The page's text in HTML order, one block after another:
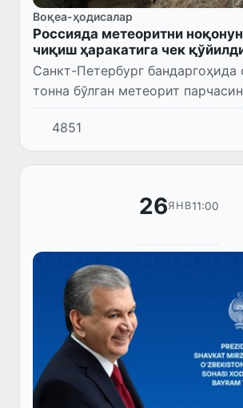
Воқеа-ҳодисалар
Россияда метеоритни
чиқиш ҳаракатига чек
Санкт-Петербург бандаргоҳида
тонна бўлган метеорит
контрабанда йўли билан олиб
ҳаракати фош этилди.
4851
26ЯНВ11:00